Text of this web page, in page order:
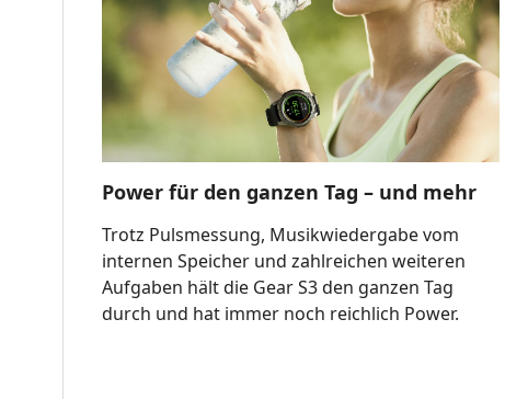
Power für den ganzen Tag – und mehr
Trotz Pulsmessung, Musikwiedergabe vom
internen Speicher und zahlreichen weiteren
Aufgaben hält die Gear S3 den ganzen Tag
durch und hat immer noch reichlich Power.